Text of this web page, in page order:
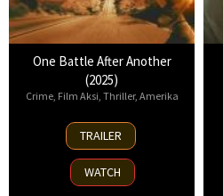
One Battle After Another
(2025)
Crime, Film Aksi Thriller, Amerika
23
Sep
2025
TRAILER
WATCH